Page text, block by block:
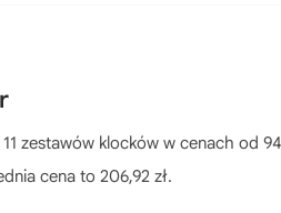
zestawów klocków w cenach od
cena to 206,92 zł.